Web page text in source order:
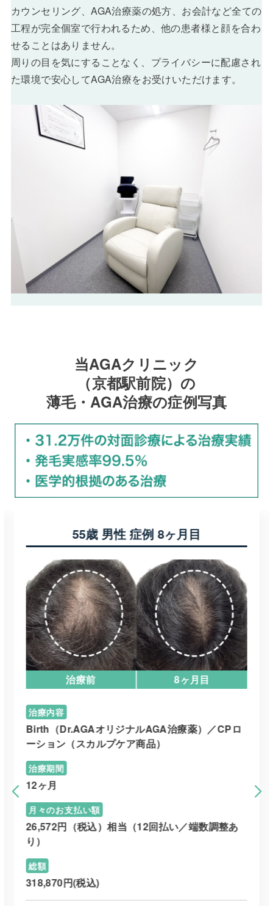
カウンセリング、AGA治療薬の処方、お会計など全ての
工程が完全個室で行われるため、他の患者様と顔を合わ
せることはありません。
周りの目を気にすることなく、プライバシーに配慮され
た環境で安心してAGA治療をお受けいただけます。
当AGAクリニック
（京都駅前院）の
薄毛・AGA治療の症例写真
55歳 男性 症例 8ヶ月目
治療前 8ヶ月目
治療内容
Birth（Dr.AGAオリジナルAGA治療薬）／CPロ
ーション（スカルプケア商品）
治療期間
12ヶ月
月々のお支払い額
26,572円（税込）相当（12回払い／端数調整あ
り）
総額
318,870円(税込)